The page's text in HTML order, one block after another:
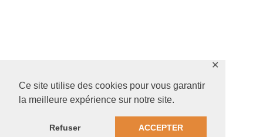
Ce site utilise des cookies pour vous garantir
la meilleure expérience sur notre site.
Refuser ACCEPTER
✕